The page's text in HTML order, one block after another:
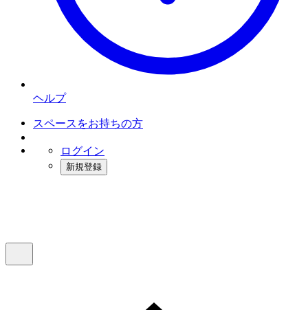
ヘルプ
スペースをお持ちの方
ログイン
新規登録